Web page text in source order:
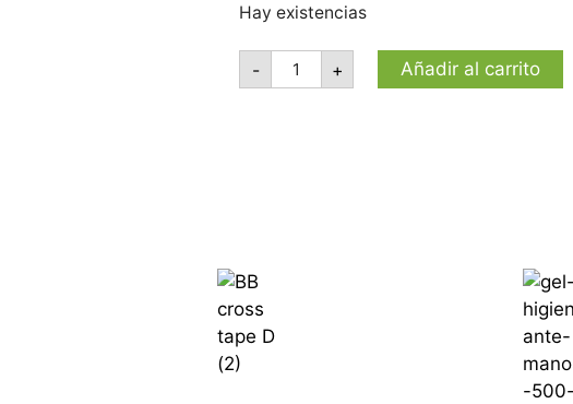
Hay existencias
- + Añadir al carrito